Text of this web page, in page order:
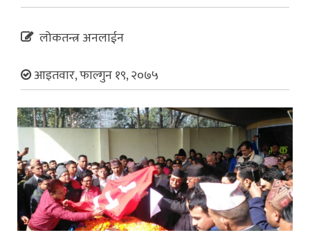
लोकतन्त्र अनलाईन
आइतवार, फाल्गुन १९, २०७५